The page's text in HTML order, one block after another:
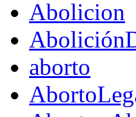
Abolicion
aborto